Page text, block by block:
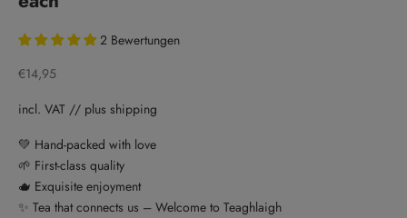
2 Bewertungen
Sale price
€14,95
incl. VAT // plus shipping
💚 Hand-packed with love
🌱 First-class quality
🫖 Exquisite enjoyment
✨ Tea that connects us – Welcome to Teaghlaigh